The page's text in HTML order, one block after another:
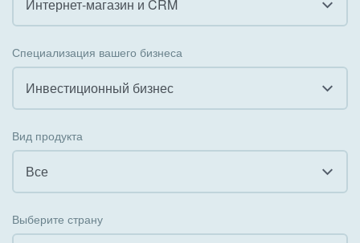
Интернет-магазин и CRM
Внедрение КЭДО
Интеграция с 1С
Внедрение Бизнес-процессов
Специализация вашего бизнеса
Инвестиционный бизнес
Государственные организации
Коммунальные услуги, ЖКХ
Вид продукта
Все
Выберите страну